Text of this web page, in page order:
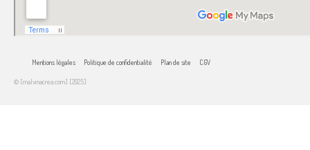
Mentions légales Politique de confidentialité Plan de site CGV
© [malvinacrea.com] [2025]